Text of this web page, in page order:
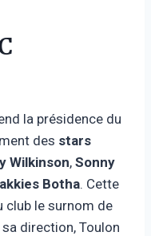
la présidence du
des stars
Wilkinson, Sonny
Botha. Cette
club le surnom de
sa direction, Toulon